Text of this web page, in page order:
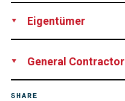
Eigentümer
General Contractor
SHARE